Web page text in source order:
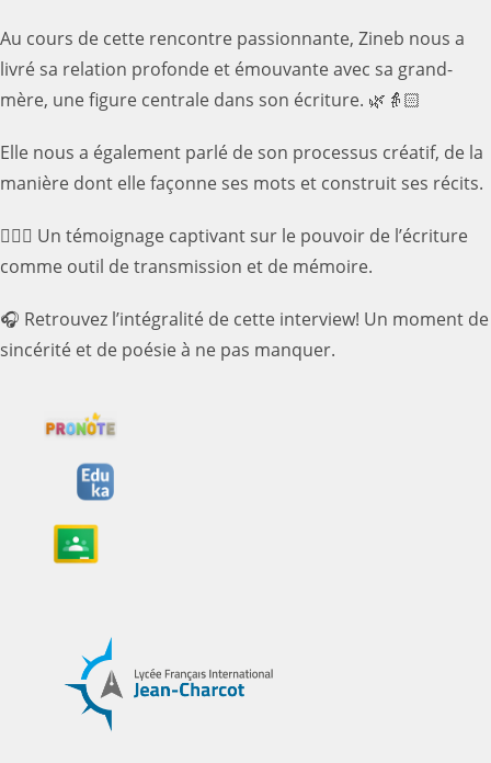
Au cours de cette rencontre passionnante, Zineb nous a
livré sa relation profonde et émouvante avec sa grand-
mère, une figure centrale dans son écriture. 🌿👵🏻
Elle nous a également parlé de son processus créatif, de la
manière dont elle façonne ses mots et construit ses récits.
✍🏽📖 Un témoignage captivant sur le pouvoir de l’écriture
comme outil de transmission et de mémoire.
🎧 Retrouvez l’intégralité de cette interview! Un moment de
sincérité et de poésie à ne pas manquer.